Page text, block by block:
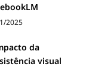
2025
da
visual